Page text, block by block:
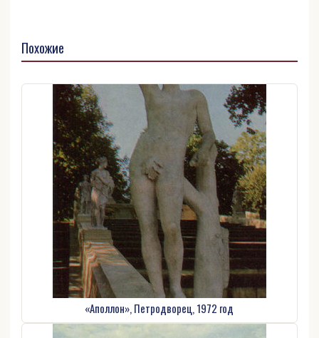
Похожие
«Аполлон», Петродворец, 1972 год